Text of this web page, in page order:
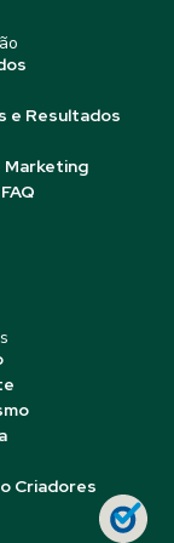
e Resultados
Marketing
Criadores